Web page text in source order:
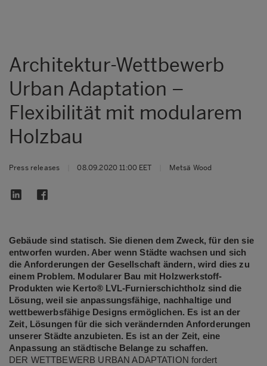
Architektur-Wettbewerb
Urban Adaptation –
Flexibilität mit modularem
Holzbau
Press releases 08.09.2020 11:00 EET Metsä Wood
Gebäude sind statisch. Sie dienen dem Zweck, für den sie
entworfen wurden. Aber wenn Städte wachsen und sich
die Anforderungen der Gesellschaft ändern, wird dies zu
einem Problem. Modularer Bau mit Holzwerkstoff-
Produkten wie Kerto® LVL-Furnierschichtholz sind die
Lösung, weil sie anpassungsfähige, nachhaltige und
wettbewerbsfähige Designs ermöglichen. Es ist an der
Zeit, Lösungen für die sich verändernden Anforderungen
unserer Städte anzubieten. Es ist an der Zeit, eine
Anpassung an städtische Belange zu schaffen.
DER WETTBEWERB URBAN ADAPTATION fordert